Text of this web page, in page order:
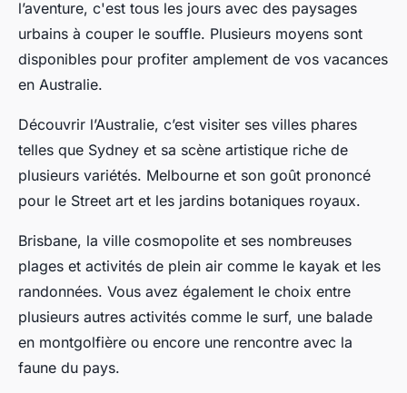
l’aventure, c'est tous les jours avec des paysages
urbains à couper le souffle. Plusieurs moyens sont
disponibles pour profiter amplement de vos vacances
en Australie.
Découvrir l’Australie, c’est visiter ses villes phares
telles que Sydney et sa scène artistique riche de
plusieurs variétés. Melbourne et son goût prononcé
pour le Street art et les jardins botaniques royaux.
Brisbane, la ville cosmopolite et ses nombreuses
plages et activités de plein air comme le kayak et les
randonnées. Vous avez également le choix entre
plusieurs autres activités comme le surf, une balade
en montgolfière ou encore une rencontre avec la
faune du pays.